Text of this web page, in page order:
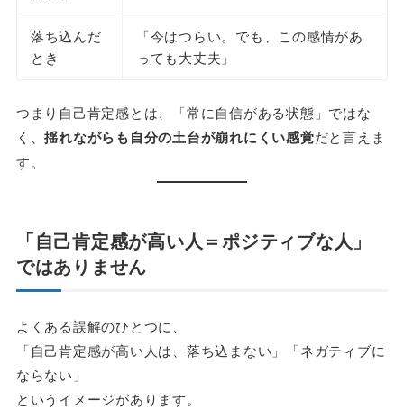
落ち込んだ
とき
「今はつらい。でも、この感情があ
っても大丈夫」
つまり自己肯定感とは、「常に自信がある状態」ではな
く、揺れながらも自分の土台が崩れにくい感覚だと言えま
す。
「自己肯定感が高い人＝ポジティブな人」
ではありません
よくある誤解のひとつに、
「自己肯定感が高い人は、落ち込まない」「ネガティブに
ならない」
というイメージがあります。